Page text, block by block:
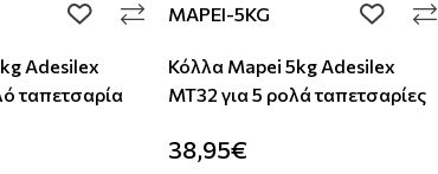
add to wishlist
Αdesilex
ταπετσαρία
MAPEI-5KG add to
Κόλλα Mapei 5kg Αdesilex
MT32 για 5 ρολά ταπετσαρίες
38,95€